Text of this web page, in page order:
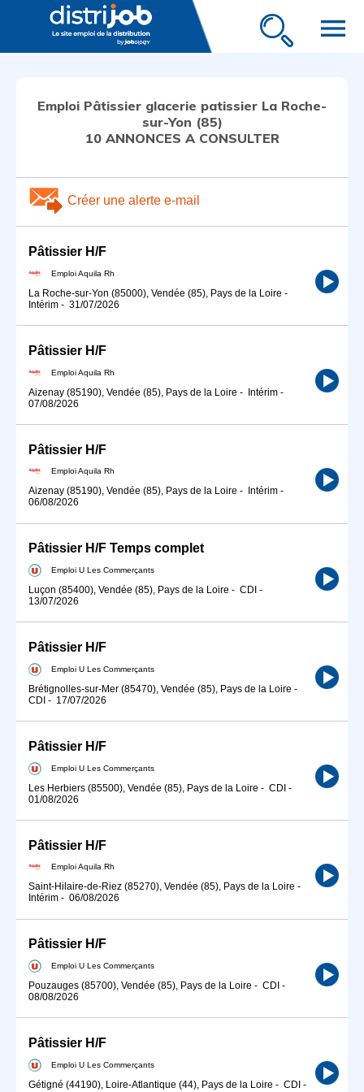
menu
Emploi Pâtissier glacerie patissier La Roche-
sur-Yon (85)
10 ANNONCES A CONSULTER
Créer une alerte e-mail
Pâtissier H/F
Emploi Aquila Rh
La Roche-sur-Yon (85000), Vendée (85), Pays de la Loire -
Intérim - 31/07/2026
Pâtissier H/F
Emploi Aquila Rh
Aizenay (85190), Vendée (85), Pays de la Loire - Intérim -
07/08/2026
Pâtissier H/F
Emploi Aquila Rh
Aizenay (85190), Vendée (85), Pays de la Loire - Intérim -
06/08/2026
Pâtissier H/F Temps complet
Emploi U Les Commerçants
Luçon (85400), Vendée (85), Pays de la Loire - CDI -
13/07/2026
Pâtissier H/F
Emploi U Les Commerçants
Brétignolles-sur-Mer (85470), Vendée (85), Pays de la Loire -
CDI - 17/07/2026
Pâtissier H/F
Emploi U Les Commerçants
Les Herbiers (85500), Vendée (85), Pays de la Loire - CDI -
01/08/2026
Pâtissier H/F
Emploi Aquila Rh
Saint-Hilaire-de-Riez (85270), Vendée (85), Pays de la Loire -
Intérim - 06/08/2026
Pâtissier H/F
Emploi U Les Commerçants
Pouzauges (85700), Vendée (85), Pays de la Loire - CDI -
08/08/2026
Pâtissier H/F
Emploi U Les Commerçants
Gétigné (44190), Loire-Atlantique (44), Pays de la Loire - CDI -